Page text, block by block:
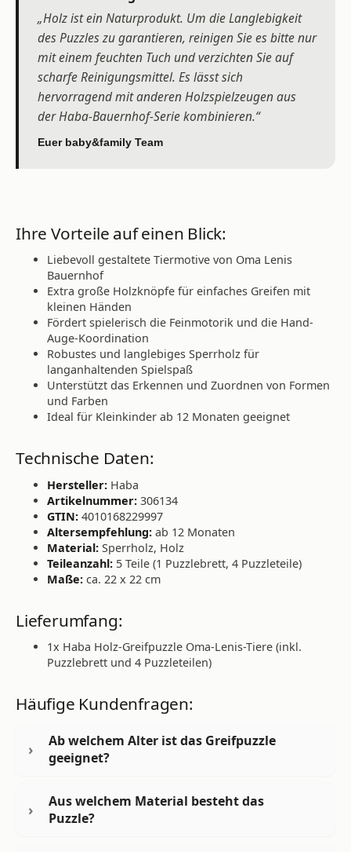
„Holz ist ein Naturprodukt. Um die Langlebigkeit
des Puzzles zu garantieren, reinigen Sie es bitte nur
mit einem feuchten Tuch und verzichten Sie auf
scharfe Reinigungsmittel. Es lässt sich
hervorragend mit anderen Holzspielzeugen aus
der Haba-Bauernhof-Serie kombinieren.“
Euer baby&family Team
Ihre Vorteile auf einen Blick:
Liebevoll gestaltete Tiermotive von Oma Lenis
Bauernhof
Extra große Holzknöpfe für einfaches Greifen mit
kleinen Händen
Fördert spielerisch die Feinmotorik und die Hand-
Auge-Koordination
Robustes und langlebiges Sperrholz für
langanhaltenden Spielspaß
Unterstützt das Erkennen und Zuordnen von Formen
und Farben
Ideal für Kleinkinder ab 12 Monaten geeignet
Technische Daten:
Hersteller: Haba
Artikelnummer: 306134
GTIN: 4010168229997
Altersempfehlung: ab 12 Monaten
Material: Sperrholz, Holz
Teileanzahl: 5 Teile (1 Puzzlebrett, 4 Puzzleteile)
Maße: ca. 22 x 22 cm
Lieferumfang:
1x Haba Holz-Greifpuzzle Oma-Lenis-Tiere (inkl.
Puzzlebrett und 4 Puzzleteilen)
Häufige Kundenfragen:
Ab welchem Alter ist das Greifpuzzle
geeignet?
Aus welchem Material besteht das
Puzzle?